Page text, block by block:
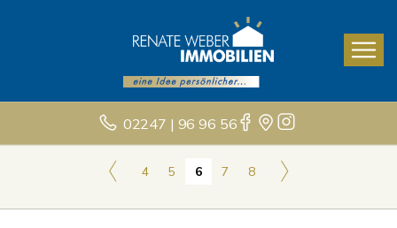
02247 | 96 96 56
4 5 6 7 8